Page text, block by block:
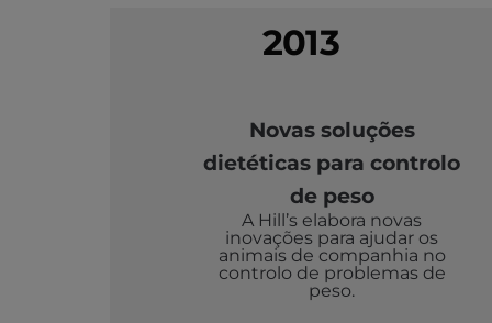
2013
Novas soluções
dietéticas para controlo
de peso
A Hill’s elabora novas
inovações para ajudar os
animais de companhia no
controlo de problemas de
peso.